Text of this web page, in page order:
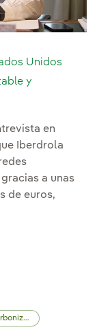
Unidos
y
en
Iberdrola
a unas
de euros,
TV:
TV:
en